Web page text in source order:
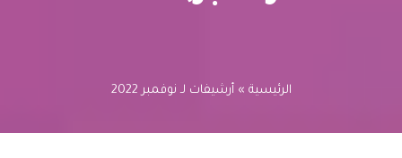
الرئيسية » أرشيفات لـ نوفمبر 2022